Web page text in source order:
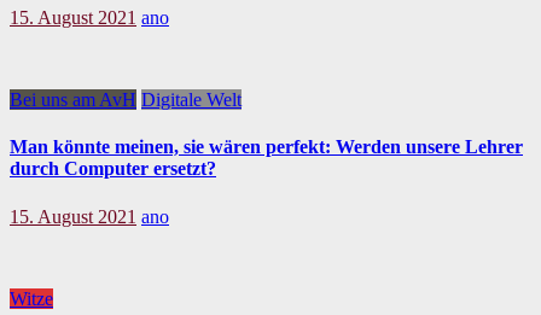
15. August 2021 ano
Bei uns am AvH Digitale Welt
Man könnte meinen, sie wären perfekt: Werden unsere Lehrer
durch Computer ersetzt?
15. August 2021 ano
Witze